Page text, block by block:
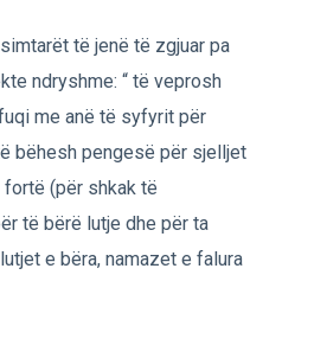
të jenë të zgjuar pa
ndryshme: “ të veprosh
me anë të syfyrit për
bëhesh pengesë për sjelljet
fortë (për shkak të
të bërë lutje dhe për ta
e bëra, namazet e falura